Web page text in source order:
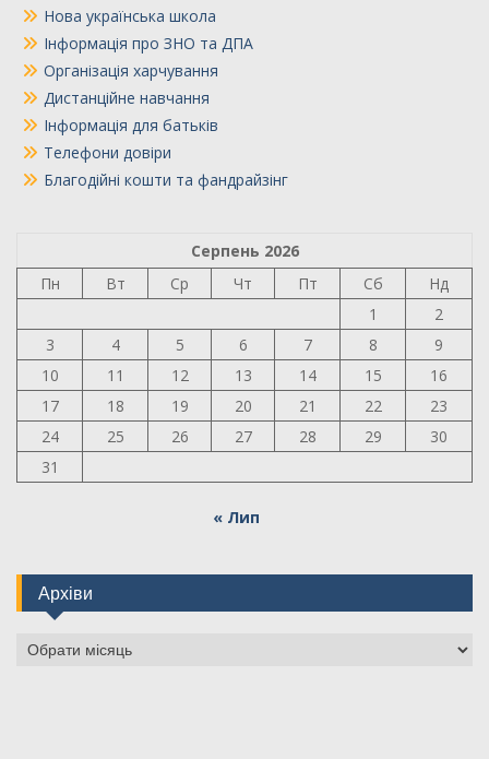
Нова українська школа
Інформація про ЗНО та ДПА
Організація харчування
Дистанційне навчання
Інформація для батьків
Телефони довіри
Благодійні кошти та фандрайзінг
Серпень 2026
Пн
Вт Ср Чт Пт Сб
Нд
1
2
3
4 5 6 7 8
9
10
11 12 13 14 15
16
17
18 19 20 21 22
23
24
25 26 27 28 29
30
31
« Лип
Архіви
Архіви